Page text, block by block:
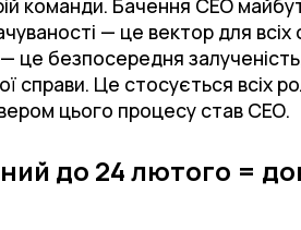
команди. Бачення СЕО
— це вектор для всіх
це безпосередня
справи. Це стосується всіх
цього процесу став СЕО.
до 24 лютого =